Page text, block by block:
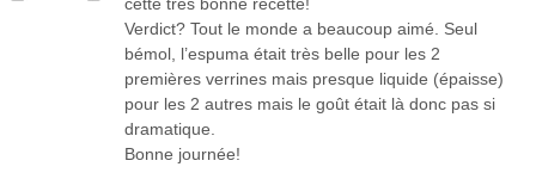
Verdict? Tout le monde a beaucoup aimé. Seul
bémol, l’espuma était très belle pour les 2
premières verrines mais presque liquide (épaisse)
pour les 2 autres mais le goût était là donc pas si
dramatique.
Bonne journée!